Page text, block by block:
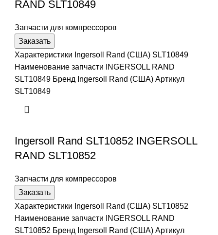
RAND SLT10849
Запчасти для компрессоров
Заказать
Характеристики Ingersoll Rand (США) SLT10849
Наименование запчасти INGERSOLL RAND
SLT10849 Бренд Ingersoll Rand (США) Артикул
SLT10849
Ingersoll Rand SLT10852 INGERSOLL
RAND SLT10852
Запчасти для компрессоров
Заказать
Характеристики Ingersoll Rand (США) SLT10852
Наименование запчасти INGERSOLL RAND
SLT10852 Бренд Ingersoll Rand (США) Артикул